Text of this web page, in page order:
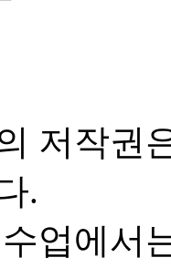
저작권
.
업에서